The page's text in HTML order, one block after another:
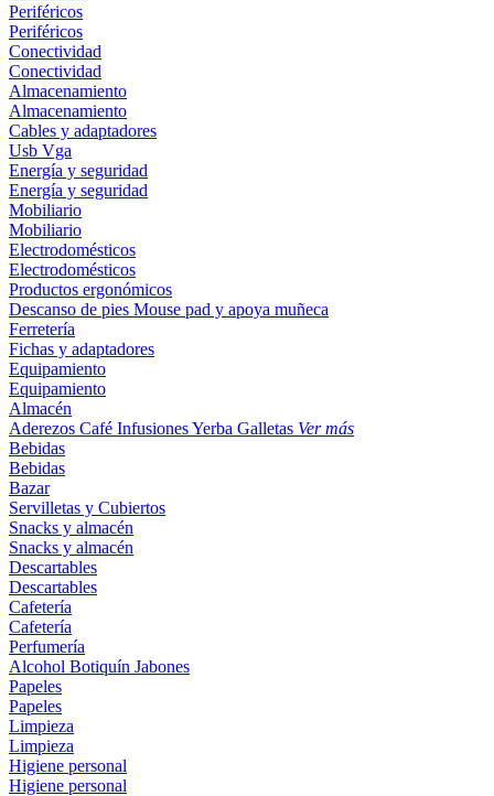
Periféricos
Periféricos
Conectividad
Conectividad
Almacenamiento
Almacenamiento
Cables y adaptadores
Usb Vga
Energía y seguridad
Energía y seguridad
Mobiliario
Mobiliario
Electrodomésticos
Electrodomésticos
Productos ergonómicos
Descanso de pies Mouse pad y apoya muñeca
Ferretería
Fichas y adaptadores
Equipamiento
Equipamiento
Almacén
Aderezos Café InfusionesYerba Galletas Ver más
Bebidas
Bebidas
Bazar
Servilletas y Cubiertos
Snacks y almacén
Snacks y almacén
Descartables
Descartables
Cafetería
Cafetería
Perfumería
Alcohol Botiquín Jabones
Papeles
Papeles
Limpieza
Limpieza
Higiene personal
Higiene personal